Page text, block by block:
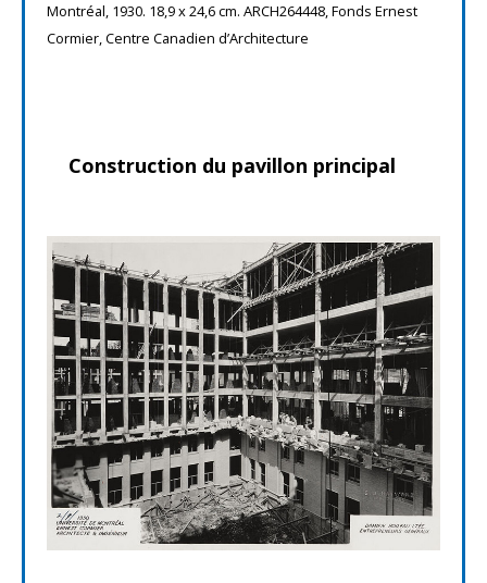
Montréal, 1930. 18,9 x 24,6 cm. ARCH264448, Fonds Ernest
Cormier, Centre Canadien d’Architecture
Construction du pavillon principal